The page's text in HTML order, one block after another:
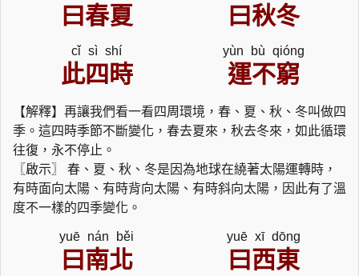
曰春夏 曰秋冬
cǐ sì shí yùn bù qióng
此四時 運不窮
【解釋】再讓我們看一看四周環境，春、夏、秋、冬叫做四
季。這四時季節不斷變化，春去夏來，秋去冬來，如此循環
往復，永不停止。
〖啟示〗 春、夏、秋、冬是因為地球在繞著太陽運轉時，
有時面向太陽、有時背向太陽、有時斜向太陽，因此有了溫
度不一樣的四季變化。
yuē nán běi yuē xī dōng
曰南北 曰西東